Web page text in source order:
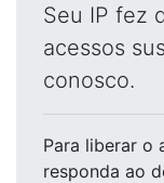
Seu IP fez
acessos
conosco.
Para liberar o
responda ao